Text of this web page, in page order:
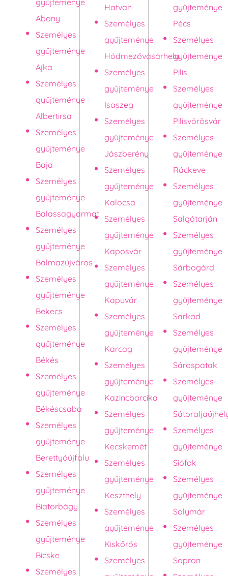
Abony
Személyes
gyűjteménye
Ajka
Személyes
gyűjteménye
Albertirsa
Személyes
gyűjteménye
Baja
Személyes
gyűjteménye
Balassagyarmat
Személyes
gyűjteménye
Balmazújváros
Személyes
gyűjteménye
Bekecs
Személyes
gyűjteménye
Békés
Személyes
gyűjteménye
Békéscsaba
Személyes
gyűjteménye
Berettyóújfalu
Személyes
gyűjteménye
Biatorbágy
Személyes
gyűjteménye
Bicske
Személyes
Hatvan
Személyes
gyűjteménye
Hódmezővásárhely
Személyes
gyűjteménye
Isaszeg
Személyes
gyűjteménye
Jászberény
Személyes
gyűjteménye
Kalocsa
Személyes
gyűjteménye
Kaposvár
Személyes
gyűjteménye
Kapuvár
Személyes
gyűjteménye
Karcag
Személyes
gyűjteménye
Kazincbarcika
Személyes
gyűjteménye
Kecskemét
Személyes
gyűjteménye
Keszthely
Személyes
gyűjteménye
Kiskőrös
Személyes
gyűjteménye
Pécs
Személyes
gyűjteménye
Pilis
Személyes
gyűjteménye
Pilisvörösvár
Személyes
gyűjteménye
Ráckeve
Személyes
gyűjteménye
Salgótarján
Személyes
gyűjteménye
Sárbogárd
Személyes
gyűjteménye
Sarkad
Személyes
gyűjteménye
Sárospatak
Személyes
gyűjteménye
Személyes
gyűjteménye
Siófok
Személyes
gyűjteménye
Solymár
Személyes
gyűjteménye
Sopron